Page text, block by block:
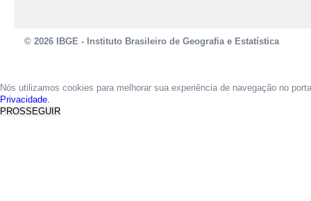
© 2026 IBGE - Instituto Brasileiro de Geografia e Estatística
Nós utilizamos cookies para melhorar sua experiência de navegação no
Privacidade.
PROSSEGUIR